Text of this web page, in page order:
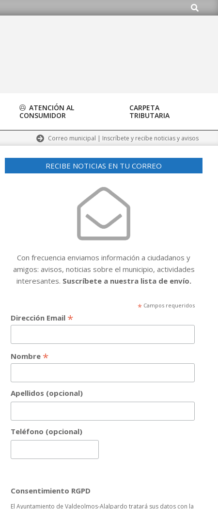
Buscar
ATENCIÓN AL
CONSUMIDOR
CARPETA
TRIBUTARIA
Correo municipal | Inscríbete y recibe noticias y avisos
RECIBE NOTICIAS EN TU CORREO
Con frecuencia enviamos información a ciudadanos y
amigos: avisos, noticias sobre el municipio, actividades
interesantes. Suscríbete a nuestra lista de envío.
* Campos requeridos
Dirección Email *
Nombre *
Apellidos (opcional)
Teléfono (opcional)
Consentimiento RGPD
El Ayuntamiento de Valdeolmos-Alalpardo tratará sus datos con la